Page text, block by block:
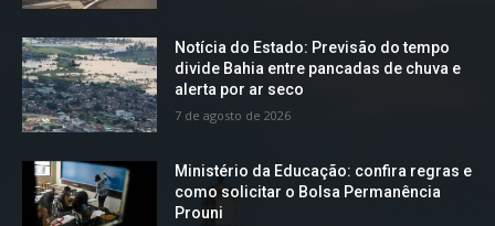
Notícia do Estado: Previsão do tempo
divide Bahia entre pancadas de chuva e
alerta por ar seco
7 de agosto de 2026
Ministério da Educação: confira regras e
como solicitar o Bolsa Permanência
Prouni